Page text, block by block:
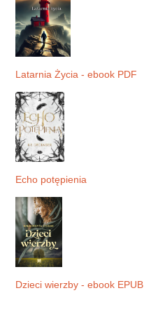
Latarnia Życia - ebook PDF
Echo potępienia
Dzieci wierzby - ebook EPUB